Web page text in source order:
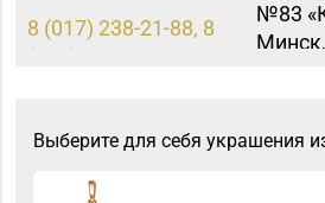
8 (017) 238-21-88, 8
(017) 238-21-03
№83
8 (0165) 52 31 30
Выберите для себя украшения